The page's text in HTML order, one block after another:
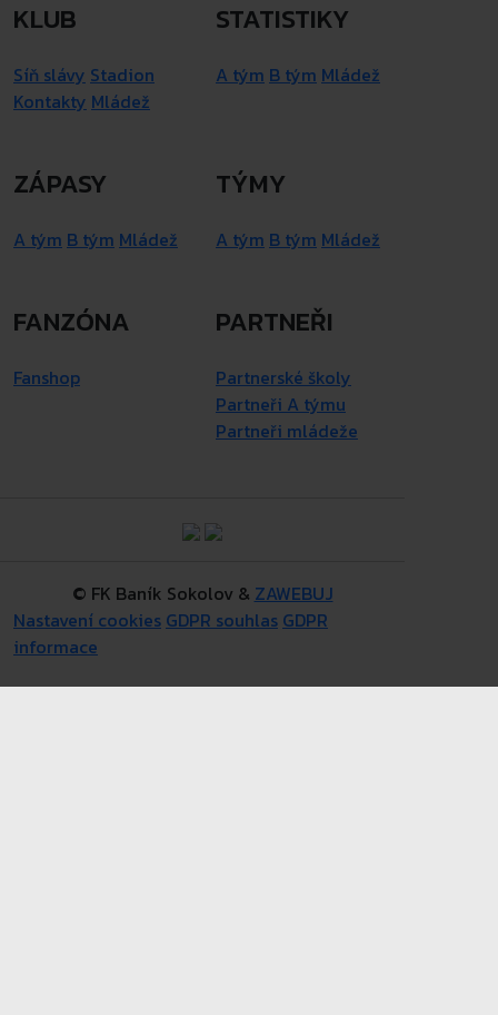
KLUB
Síň slávy Stadion
Kontakty Mládež
STATISTIKY
A tým B tým Mládež
ZÁPASY
A tým B tým Mládež
TÝMY
A tým B tým Mládež
FANZÓNA
Fanshop
PARTNEŘI
Partnerské školy
Partneři A týmu
Partneři mládeže
© FK Baník Sokolov & ZAWEBUJ
Nastavení cookies GDPR souhlas GDPR
informace